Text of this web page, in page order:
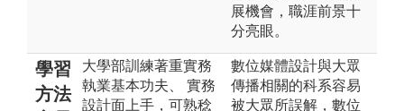
展機會，職涯前景十
分亮眼。
學習
方法
大學部訓練著重實務
執業基本功夫、 實務
設計面上手，可熟稔
數位媒體設計與大眾
傳播相關的科系容易
被大眾所誤解，數位